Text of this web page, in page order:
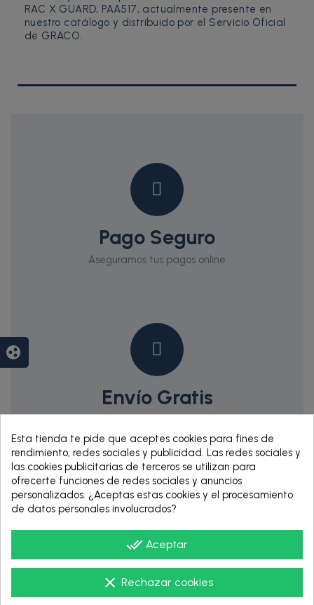
RAC X GUARD, PAA517, actualmente presente en
nuestro catálogo y distribuido por el Servicio Oficial
de GRACO.
Pago Seguro
Aseguramos tus pagos online
Envío Gratis
RENTING DE 12
Esta tienda te pide que aceptes cookies para fines de
rendimiento, redes sociales y publicidad. Las redes sociales y
las cookies publicitarias de terceros se utilizan para
ofrecerte funciones de redes sociales y anuncios
personalizados. ¿Aceptas estas cookies y el procesamiento
de datos personales involucrados?
done_all Aceptar
clear Rechazar cookies
group_work